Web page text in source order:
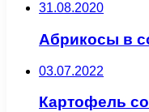
31.08.2020
Абрикосы в
03.07.2022
Картофель